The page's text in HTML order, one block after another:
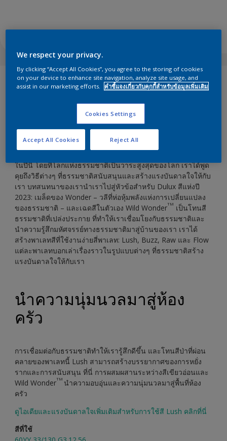
เพื่อให้แน่ใจว่าเราเลือกสีแห่งปีที่มีความเกี่ยวข้องและทันท่วงที
เราจึงทำการวิจัยทั่วโลกอย่างเข้มข้น ในทุกๆ ปี เราจัดงาน Trend
Forecast และขอให้คณะผู้เชี่ยวชาญด้านการออกแบบระดับ
นานาชาติแบ่งปันข้อมูลเชิงลึกเกี่ยวกับสิ่งที่จะมีอิทธิพลต่อวิถีชีวิต
ของเราในอีกไม่กี่ปีข้างหน้า ด้วยการทำความเข้าใจว่าโลกกำลัง
มุ่งหน้าไปที่ใด เราสามารถตอบสนองด้วยสีที่เข้ากับอารมณ์ของ
ช่วงเวลานั้นๆ
ในปีนี้ โดยที่โลกแห่งธรรมชาติเป็นวาระสูงสุดของโลก เราได้พูด
คุยถึงวิธีต่างๆ ที่ธรรมชาติสนับสนุนและสร้างแรงบันดาลใจให้กับ
เรา บทสนทนาของเรานำเราไปสู่หัวข้อสำหรับ Dulux สีแห่งปี
2023: เมล็ดของ Wonder – วลีที่ห่อหุ้มพลังแห่งการเปลี่ยนแปลง
ของธรรมชาติ – และเฉดสีในตัวเอง Wild WonderTM เป็นโทนสี
ธรรมชาติที่เปล่งประกาย ที่ทำให้เราเชื่อมโยงกับธรรมชาติและ
นำความรู้สึกมหัศจรรย์ทางธรรมชาติมาสู่บ้านของเรา เราได้
สร้างพาเลทสีที่ใช้งานง่ายสี่พาเลท: Lush, Buzz, Raw และ Flow
แต่ละพาเลทบอกเล่าเรื่องราวในรูปแบบต่างๆ ที่ธรรมชาติสร้าง
แรงบันดาลใจให้กับเรา
นำความนุ่มนวลมาสู่ห้อง
ครัว
การเชื่อมต่อกับธรรมชาติทำให้เรารู้สึกดีขึ้น และโทนสีป่าที่ผ่อน
คลายของพาเลทนี้ Lush สามารถสร้างบรรยากาศของการหยั่ง
รากและการสนับสนุน ที่นี่ การผสมผสานระหว่างสีเขียวอ่อนและ
Wild WonderTM นำความอบอุ่นและความนุ่มนวลมาสู่พื้นที่ห้อง
ครัว
ดูไอเดียและแรงบันดาลใจเพิ่มเติมสำหรับการใช้สี Lush คลิกที่นี่
สีที่ใช้
We respect your privacy.
By clicking “Accept All Cookies”, you agree to the storing of cookies
on your device to enhance site navigation, analyze site usage, and
assist in our marketing efforts.
คำชี้แจงเกี่ยวกับคุกกี้สำหรับข้อมูลเพิ่มเติม
Cookies Settings
Reject All
Accept All Cookies